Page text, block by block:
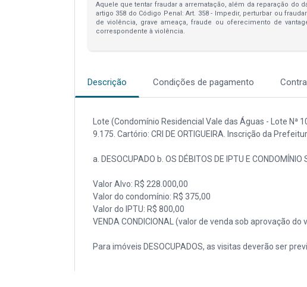
Aquele que tentar fraudar a arrematação, além da reparação do
artigo 358 do Código Penal: Art. 358 - Impedir, perturbar ou
de violência, grave ameaça, fraude ou oferecimento de
correspondente à violência.
Descrição Condições de pagamento
Lote (Condomínio Residencial Vale das Águas - Lote
9.175. Cartório: CRI DE ORTIGUEIRA. Inscrição da
a. DESOCUPADO b. OS DÉBITOS DE IPTU E
Valor Alvo: R$ 228.000,00
Valor do condomínio: R$ 375,00
Valor do IPTU: R$ 800,00
VENDA CONDICIONAL (valor de venda sob aprovação do
Para imóveis DESOCUPADOS, as visitas deverão ser